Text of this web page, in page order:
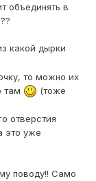
объединять в
какой дырки
то можно их
там
(тоже
отверстия
это уже
поводу!! Само